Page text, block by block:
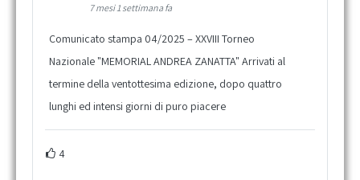
7 mesi 1 settimana fa
Comunicato stampa 04/2025 – XXVIII Torneo
Nazionale "MEMORIAL ANDREA ZANATTA" Arrivati al
termine della ventottesima edizione, dopo quattro
lunghi ed intensi giorni di puro piacere
4